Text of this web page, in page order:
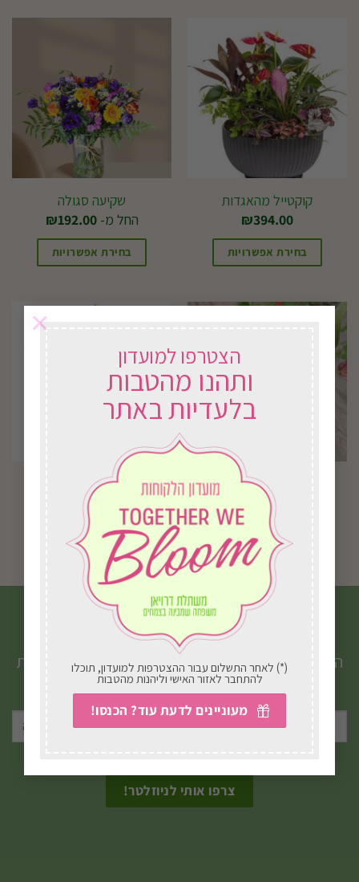
הצטרפו למועדון
ותהנו מהטבות
בלעדיות באתר
(*) לאחר התשלום עבור ההצטרפות למועדון, תוכלו
להתחבר לאזור האישי וליהנות מהטבות
מעוניינים לדעת עוד? הכנסו!
×
קוקטייל מהאגדות
₪394.00
בחירת אפשרויות
שקיעה סגולה
החל מ-
₪192.00
בחירת אפשרויות
המוצר
אנטוריום
החל מ-
₪78.00
בחירת אפשרויות
למוצר
יש
מספר
ניתן
לבחור
את
קוקטייל מרגש
394.00
בחירת אפשרויות
הצטרפו לניוזלטר שלנו
הטבות, מבצעים, עדכונים וטיפים חמים ישירות לתיבת
המייל שלכם.